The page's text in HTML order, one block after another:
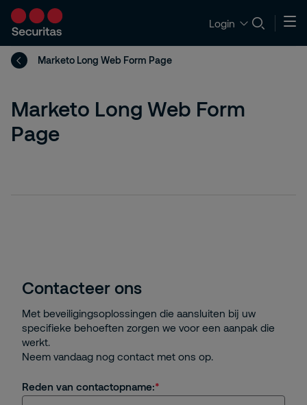
Login
Marketo Long Web Form Page
Marketo Long Web Form
Page
Contacteer ons
Met beveiligingsoplossingen die aansluiten bij uw
specifieke behoeften zorgen we voor een aanpak die
werkt.
Neem vandaag nog contact met ons op.
Reden van contactopname: